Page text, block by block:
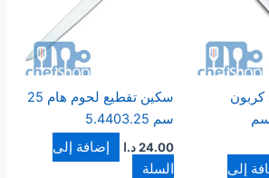
كربون
16 سم
إلى
سكين تقطيع لحوم هام 25
سم 5.4403.25
24.00د.ا
إضافة إلى
السلة